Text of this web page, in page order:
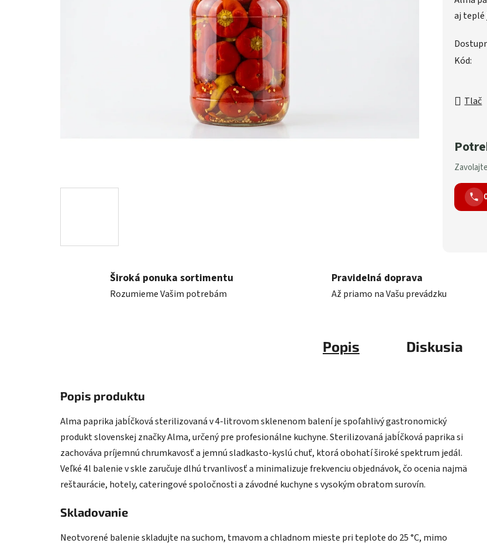
aj teplé
Kód:
Tlač
Široká ponuka sortimentu
Rozumieme Vašim potrebám
Pravidelná doprava
Až priamo na Vašu prevádzku
Popis Diskusia
Popis produktu
Alma paprika jabĺčková sterilizovaná v 4-litrovom sklenenom balení je spoľahlivý gastronomický
produkt slovenskej značky Alma, určený pre profesionálne kuchyne. Sterilizovaná jabĺčková paprika si
zachováva príjemnú chrumkavosť a jemnú sladkasto-kyslú chuť, ktorá obohatí široké spektrum jedál.
Veľké 4l balenie v skle zaručuje dlhú trvanlivosť a minimalizuje frekvenciu objednávok, čo ocenia najmä
reštaurácie, hotely, cateringové spoločnosti a závodné kuchyne s vysokým obratom surovín.
Skladovanie
Neotvorené balenie skladujte na suchom, tmavom a chladnom mieste pri teplote do 25 °C, mimo